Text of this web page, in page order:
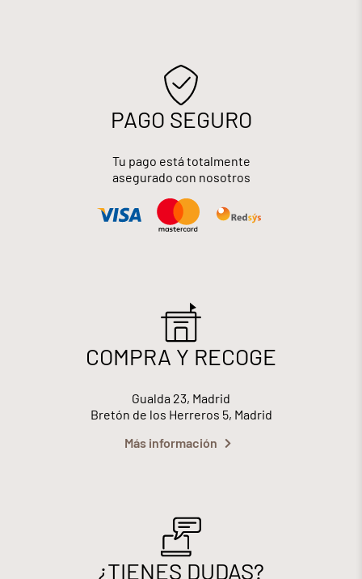
PAGO SEGURO
Tu pago está totalmente
asegurado con nosotros
COMPRA Y RECOGE
Gualda 23, Madrid
Bretón de los Herreros 5, Madrid
Más información
¿TIENES DUDAS?